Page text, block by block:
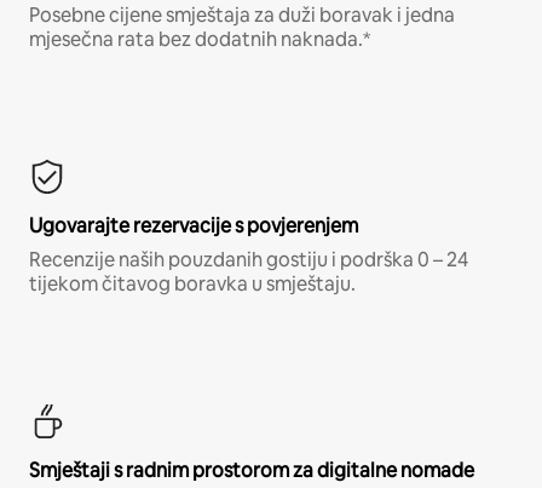
Posebne cijene smještaja za duži boravak i jedna
mjesečna rata bez dodatnih naknada.*
Ugovarajte rezervacije s povjerenjem
Recenzije naših pouzdanih gostiju i podrška 0 – 24
tijekom čitavog boravka u smještaju.
Smještaji s radnim prostorom za digitalne nomade